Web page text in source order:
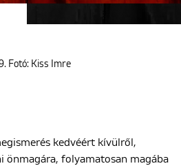
Fotó: Kiss Imre
kedvéért kívülről,
folyamatosan magába